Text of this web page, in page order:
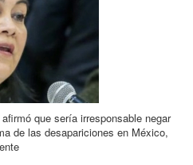
que sería irresponsable negar
de las desapariciones en México,